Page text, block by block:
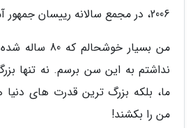
2006، در مجمع سالانه رییسان جمهور آمریکای جنوبی:
من بسیار
نداشتم به این سن برسم. نه تنها
ما، بلکه بزرگ ترین قدرت های دنیا
من را بکشند!